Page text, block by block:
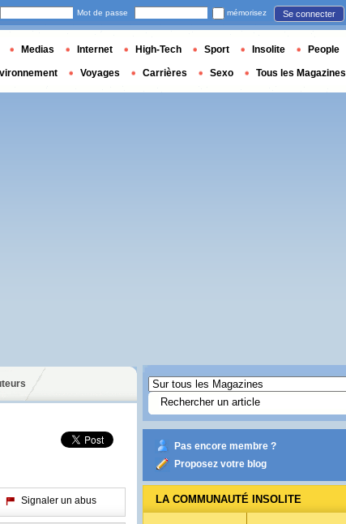
Signaler un abus
Pas encore membre ?
Proposez votre blog
LA COMMUNAUTÉ INSOLITE
Mot de passe mémorisez Se connecter
Medias Internet High-Tech Sport Insolite People
Voyages Carrières Sexo Tous les Magazines